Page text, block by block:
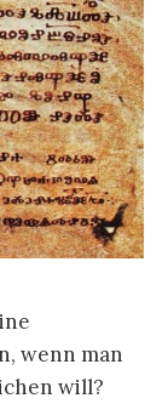
wenn man
will?